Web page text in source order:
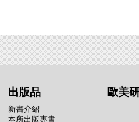
出版品
新書介紹
本所出版專書
歐美